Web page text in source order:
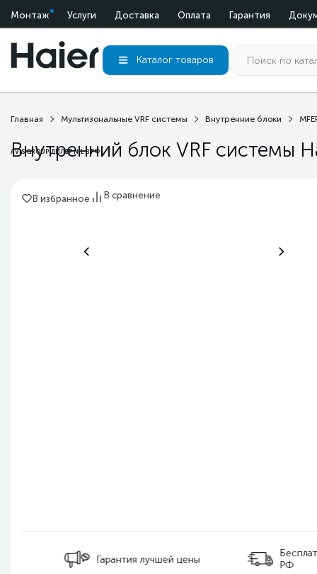
Монтаж Услуги Доставка Оплата Гарантия
AVIS GROUP ДИЛЕР №1 В РФ
Каталог товаров
Главная Мультизональные VRF системы Внутренние блоки
Внутренний блок VRF системы
В избранное В сравнение
Гарантия лучшей цены
Бесплатная
РФ